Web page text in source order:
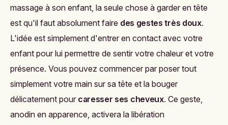
calmer, et encore moins à se détendre. Dans ces cas-là,
le coucher devient très laborieux car l'enfant a encore
trop d'énergie et n'est pas dans un état propice au
sommeil. Si l'histoire et la chanson ne l'ont pas assez
détendu, vous pouvez essayer delui faire un massage
Le toucher est très important pour calmer, soulager ou
tout simplement permettre à un enfant de se sentir aimé.
Un massage est donc unmoyen très efficace de